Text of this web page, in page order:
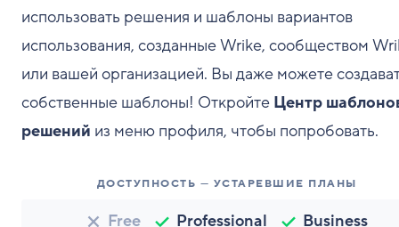
использовать решения и шаблоны вариантов
использования, созданные Wrike, сообществом
или вашей организацией. Вы даже можете
собственные шаблоны! Откройте Центр
решений из меню профиля, чтобы попробовать.
ДОСТУПНОСТЬ — УСТАРЕВШИЕ ПЛАНЫ
Free Professional
Business